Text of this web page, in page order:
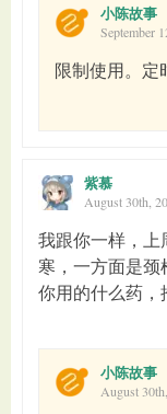
小陈故事
September
限制使用。定
紫慕
August 30th,
我跟你一样，上
寒，一方面是颈
你用的什么药，
小陈故事
August